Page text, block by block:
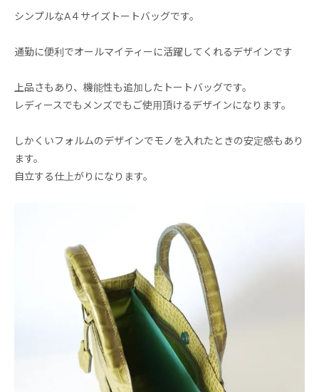
シンプルなA４サイズトートバッグです。
通勤に便利でオールマイティーに活躍してくれるデザインです
上品さもあり、機能性も追加したトートバッグです。
レディースでもメンズでもご使用頂けるデザインになります。
しかくいフォルムのデザインでモノを入れたときの安定感もあり
ます。
自立する仕上がりになります。